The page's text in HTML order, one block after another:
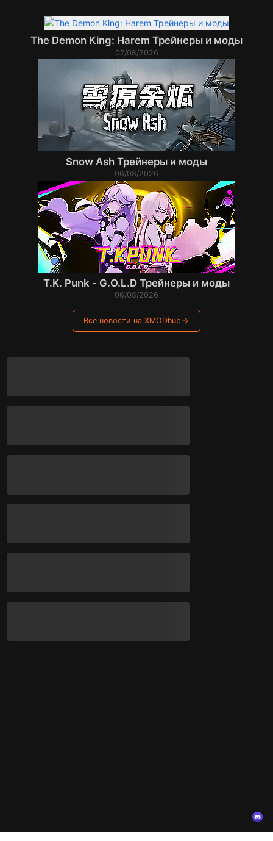
The Demon King: Harem Трейнеры и моды
07/08/2026
Snow Ash Трейнеры и моды
06/08/2026
T.K. Punk - G.O.L.D Трейнеры и моды
06/08/2026
Все новости на XMODhub